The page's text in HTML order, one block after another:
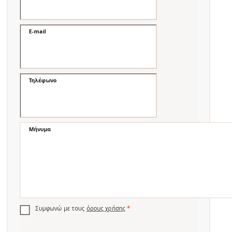
E-mail
Τηλέφωνο
Μήνυμα
Συμφωνώ με τους όρους χρήσης *